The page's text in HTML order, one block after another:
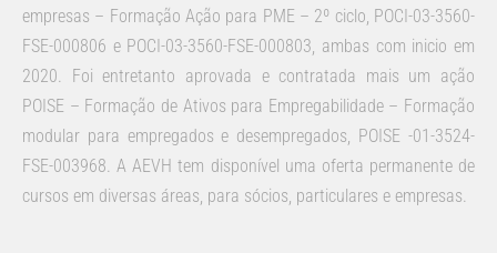
empresas – Formação Ação para PME – 2º ciclo, POCI-03-3560-
FSE-000806 e POCI-03-3560-FSE-000803, ambas com inicio em
2020. Foi entretanto aprovada e contratada mais um ação
POISE – Formação de Ativos para Empregabilidade – Formação
modular para empregados e desempregados, POISE -01-3524-
FSE-003968. A AEVH tem disponível uma oferta permanente de
cursos em diversas áreas, para sócios, particulares e empresas.